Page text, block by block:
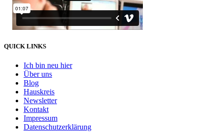
QUICK LINKS
Ich bin neu hier
Über uns
Blog
Hauskreis
Newsletter
Kontakt
Impressum
Datenschutzerklärung